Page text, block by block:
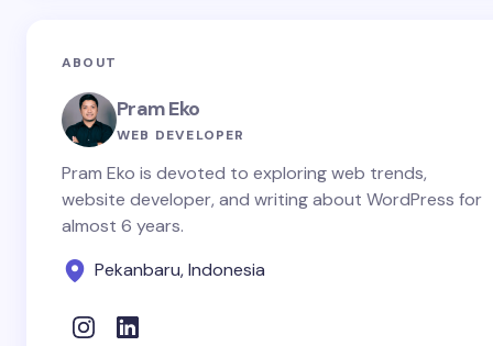
ABOUT
Pram Eko
WEB DEVELOPER
Pram Eko is devoted to exploring web trends,
website developer, and writing about WordPress for
almost 6 years.
Pekanbaru, Indonesia